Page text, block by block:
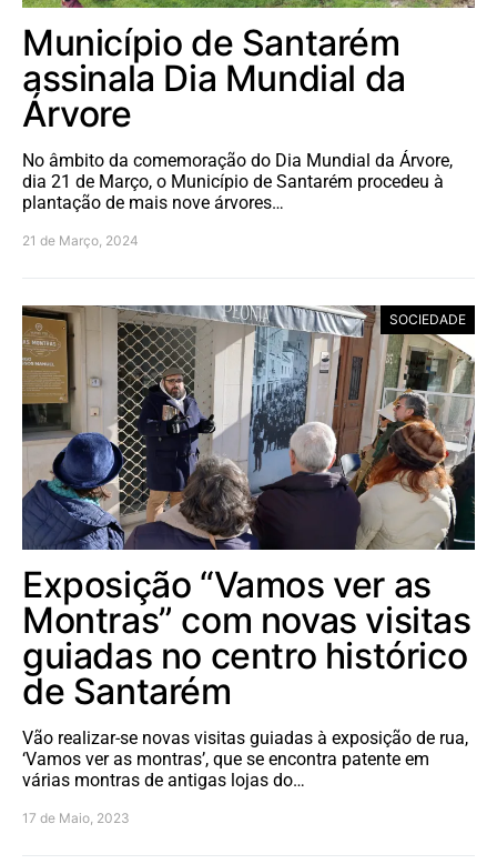
Município de Santarém
assinala Dia Mundial da
Árvore
No âmbito da comemoração do Dia Mundial da Árvore,
dia 21 de Março, o Município de Santarém procedeu à
plantação de mais nove árvores…
21 de Março, 2024
SOCIEDADE
Exposição “Vamos ver as
Montras” com novas visitas
guiadas no centro histórico
de Santarém
Vão realizar-se novas visitas guiadas à exposição de rua,
‘Vamos ver as montras’, que se encontra patente em
várias montras de antigas lojas do…
17 de Maio, 2023